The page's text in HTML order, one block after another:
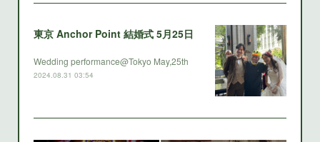
東京 Anchor Point 結婚式 5月25日
Wedding performance@Tokyo May,25th
2024.08.31 03:54